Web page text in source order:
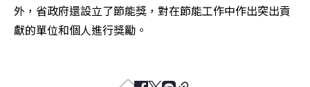
外，省政府還設立了節能獎，對在節能工作中作出突出貢
獻的單位和個人進行獎勵。